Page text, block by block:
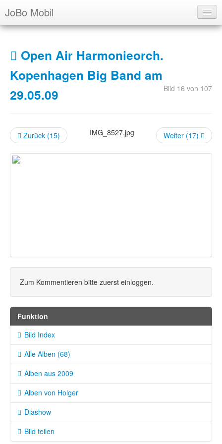
JoBo Mobil
Über uns
Ausbildung
Archiv
Übersicht
Presse
Open Air Harmonieorch.
Kopenhagen Big Band am
29.05.09
Bild 16 von 107
Zurück (15) IMG_8527.jpg Weiter (17)
Zum Kommentieren bitte zuerst einloggen.
Funktion
Bild Index
Alle Alben (68)
Alben aus 2009
Alben von Holger
Diashow
Bild teilen